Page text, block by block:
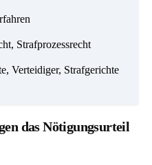
Strafprozessrecht
Verteidiger, Strafgerichte
das Nötigungsurteil